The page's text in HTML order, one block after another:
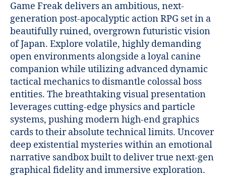
Game Freak delivers an ambitious, next-
generation post-apocalyptic action RPG set in a
beautifully ruined, overgrown futuristic vision
of Japan. Explore volatile, highly demanding
open environments alongside a loyal canine
companion while utilizing advanced dynamic
tactical mechanics to dismantle colossal boss
entities. The breathtaking visual presentation
leverages cutting-edge physics and particle
systems, pushing modern high-end graphics
cards to their absolute technical limits. Uncover
deep existential mysteries within an emotional
narrative sandbox built to deliver true next-gen
graphical fidelity and immersive exploration.